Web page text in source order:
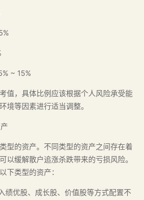
~ 15%
值，具体比例应该根据个人风险承受能
境等因素进行适当调整。
型的资产。不同类型的资产之间存在着
以缓解散户追涨杀跌带来的亏损风险。
下类型的资产：
绩优股、成长股、价值股等方式配置不